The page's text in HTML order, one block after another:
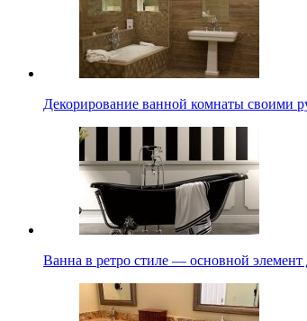
Декорирование ванной комнаты своими
Ванна в ретро стиле — основной элемент